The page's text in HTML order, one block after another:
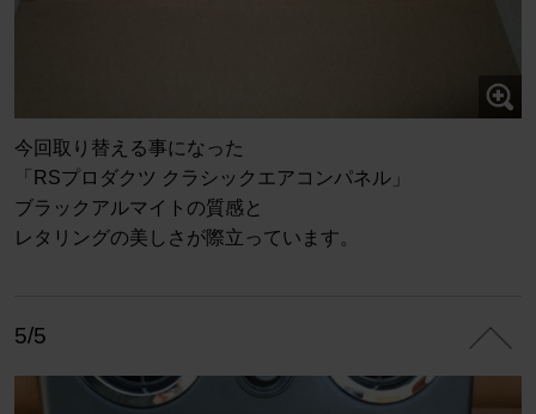
今回取り替える事になった
「RSプロダクツ クラシックエアコンパネル」
ブラックアルマイトの質感と
レタリングの美しさが際立っています。
5/5